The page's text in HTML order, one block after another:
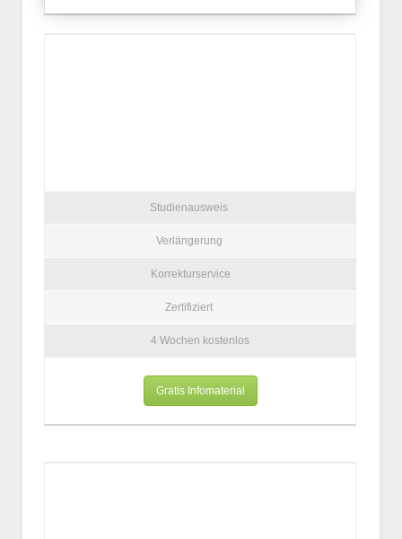
Studienausweis
Verlängerung
Korrekturservice
Zertifiziert
4 Wochen kostenlos
Gratis Infomaterial